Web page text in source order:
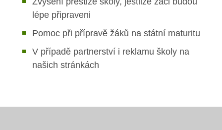
Kontakty MŠ
lépe připraveni
Pomoc při přípravě žáků na státní maturitu
V případě partnerství i reklamu školy na
našich stránkách